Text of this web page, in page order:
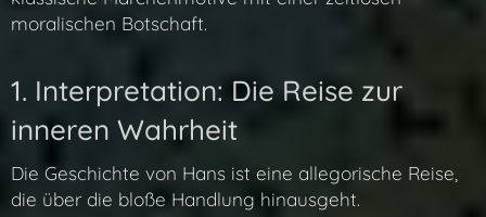
moralischen Botschaft.
1. Interpretation: Die Reise zur
inneren Wahrheit
Die Geschichte von Hans ist eine allegorische Reise,
die über die bloße Handlung hinausgeht.